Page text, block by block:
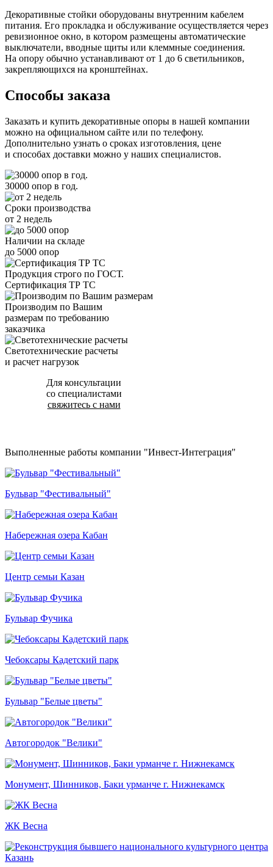
Декоративные стойки оборудованы внутренним кабелем
питания. Его прокладка и обслуживание осуществляется через
ревизионное окно, в котором размещены автоматические
выключатели, вводные щиты или клеммные соединения.
На опору обычно устанавливают от 1 до 6 светильников,
закрепляющихся на кронштейнах.
Способы заказа
Заказать и купить декоративные опоры в нашей компании
можно на официальном сайте или по телефону.
Дополнительно узнать о сроках изготовления, цене
и способах доставки можно у наших специалистов.
30000 опор в год.
Сроки производства
от 2 недель
Наличии на складе
до 5000 опор
Продукция строго по ГОСТ.
Сертификация ТР ТС
Производим по Вашим
размерам по требованию
заказчика
Светотехнические расчеты
и расчет нагрузок
Для консультации
со специалистами
свяжитесь с нами
Выполненные работы компании "Инвест-Интеграция"
Бульвар "Фестивальный"
Набережная озера Кабан
Центр семьи Казан
Бульвар Фучика
Чебоксары Кадетский парк
Бульвар "Белые цветы"
Автогородок "Велики"
Монумент, Шинников, Баки урманче г. Нижнекамск
ЖК Весна